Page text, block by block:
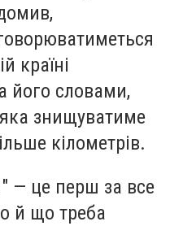
країні
його словами,
яка знищуватиме
кілометрів.
— це перш за все
й що треба